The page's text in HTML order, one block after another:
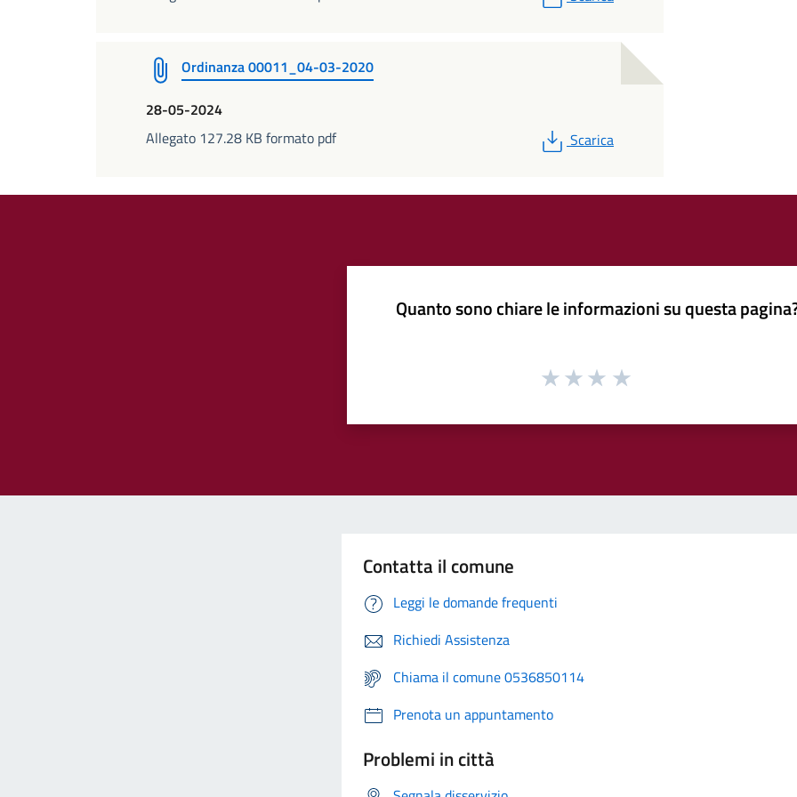
Ordinanza 00011_04-03-2020
28-05-2024
Allegato 127.28 KB formato pdf
PDF
Scarica
Quanto sono chiare le informazioni su questa
Contatta il comune
Leggi le domande frequenti
Richiedi Assistenza
Chiama il comune 0536850114
Prenota un appuntamento
Problemi in città